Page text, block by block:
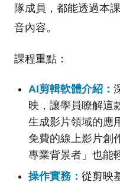
隊成員，都能透過本
音內容。
課程重點：
AI剪輯軟體介紹：
映，讓學員瞭解這
生成影片領域的應
免費的線上影片創
專業背景者」也能
操作實務： 從剪映